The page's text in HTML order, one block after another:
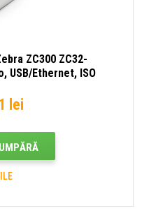
ZC300 ZC32-
USB/Ethernet, ISO
lei